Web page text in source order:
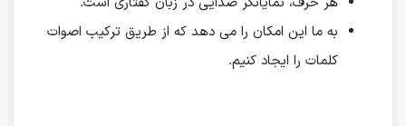
به ما این امکان را می دهد که از طریق ترکیب اصوات
کلمات را ایجاد کنیم.